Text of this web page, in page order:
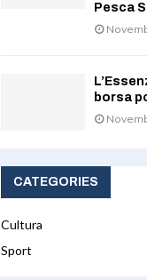
Pesca
borsa
CATEGORIES
Cultura
Sport